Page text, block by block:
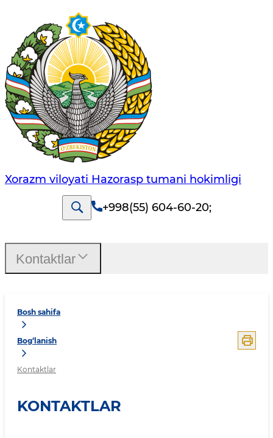
Xorazm viloyati Hazorasp tumani hokimligi
+998(55) 604-60-20;
Bosh sahifa
Bog‘lanish
Kontaktlar
KONTAKTLAR
Kontaktlar